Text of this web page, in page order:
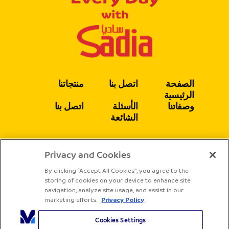
الصفحة
الرئيسية
وصفاتنا
اتصل بنا
الأسئلة
الشائعة
منتجاتنا
اتصل بنا
يتبع
Privacy and Cookies
By clicking “Accept All Cookies”, you agree to the
storing of cookies on your device to enhance site
navigation, analyze site usage, and assist in our
marketing efforts. Privacy Policy
Cookies Settings